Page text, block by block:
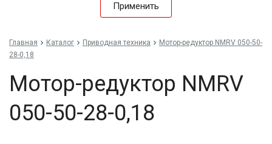
Применить
Главная Каталог Приводная техника
Мо­тор-ре­дук­тор NMRV 050-50-
28-0,18
Мо­тор-ре­дук­тор NMRV
050-50-28-0,18